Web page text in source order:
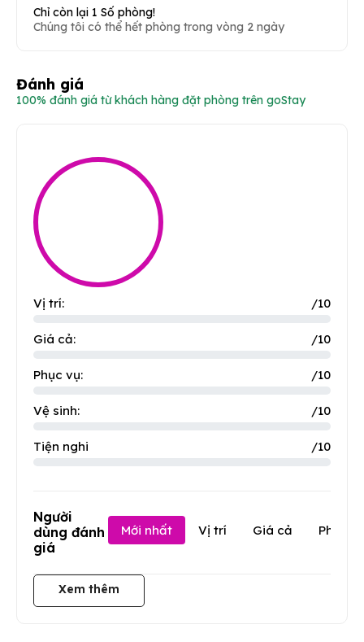
Chỉ còn lại 1 Số phòng!
Chúng tôi có thể hết phòng trong vòng 2 ngày
Đánh giá
100% đánh giá từ khách hàng đặt phòng trên goStay
Vị trí: /10
Giá cả: /10
Phục vụ: /10
Vệ sinh: /10
Tiện nghi /10
Người
dùng đánh
giá
Mới nhất Vị trí Giá cả Phục
Xem thêm